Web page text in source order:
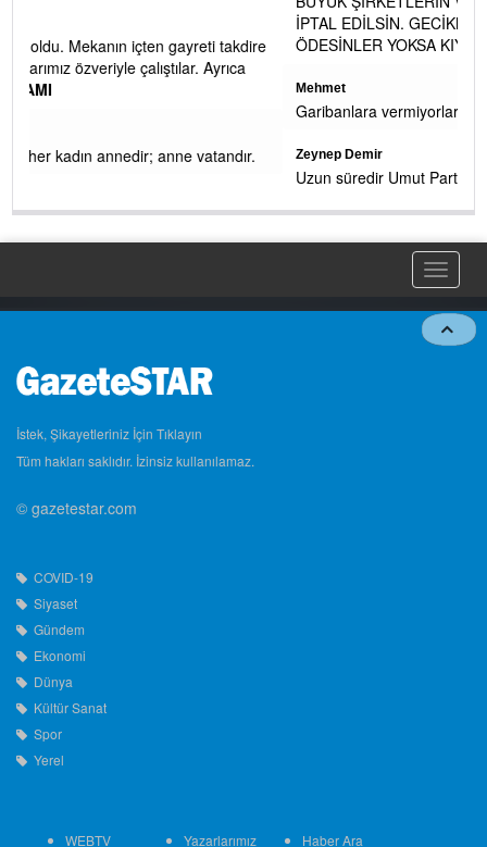
İPTAL EDİLSİN. GECİKME ZAMMIYLA BİRLİKTE GERİ
ÖDESİNLER YOKSA KIYAMETTE İKİ ELİMİZ... DEVAMI
Zeynep Demir
Uzun süredir Umut Partisini ve Genel Başkanını bir EYT'li
ederim. Ben Genel Başkanı... DEVAMI
Toggle
Tüm hakları saklıdır. İzinsiz kullanılamaz.
COVID-19
Siyaset
Gündem
Ekonomi
Dünya
Kültür Sanat